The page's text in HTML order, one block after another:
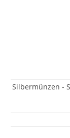
Silbermünzen -